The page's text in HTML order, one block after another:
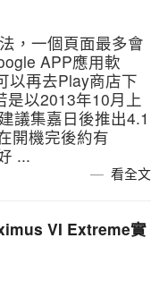
，一個頁面最多會
APP應用軟
以再去Play商店下
是以2013年10月上
議集嘉日後推出4.1
開機完後約有
...
看全文
VI Extreme實